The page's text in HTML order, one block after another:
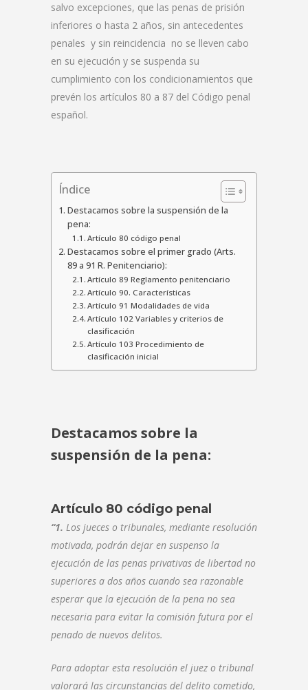
salvo excepciones, que las penas de prisión
inferiores o hasta 2 años, sin antecedentes
penales y sin reincidencia no se lleven cabo
en su ejecución y se suspenda su
cumplimiento con los condicionamientos que
prevén los artículos 80 a 87 del Código penal
español.
Índice
Destacamos sobre la suspensión de la
pena:
Artículo 80 código penal
Destacamos sobre el primer grado (Arts.
89 a 91 R. Penitenciario):
Artículo 89 Reglamento penitenciario
Artículo 90. Características
Artículo 91 Modalidades de vida
Artículo 102 Variables y criterios de
clasificación
Artículo 103 Procedimiento de
clasificación inicial
Destacamos sobre la
suspensión de la pena:
Artículo 80 código penal
“1. Los jueces o tribunales, mediante resolución
motivada, podrán dejar en suspenso la
ejecución de las penas privativas de libertad no
superiores a dos años cuando sea razonable
esperar que la ejecución de la pena no sea
necesaria para evitar la comisión futura por el
penado de nuevos delitos.
Para adoptar esta resolución el juez o tribunal
valorará las circunstancias del delito cometido,